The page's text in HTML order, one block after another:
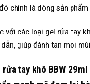
chính là dòng sản
với các loại gel rửa tay
dẫn, giúp đánh tan mọi
rửa tay khô BBW